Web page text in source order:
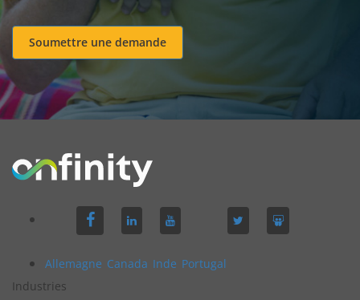
Soumettre une demande
Allemagne Canada Inde Portugal
Industries